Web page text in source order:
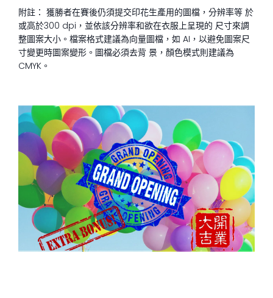
附註： 獲勝者在賽後仍須提交印花生產用的圖檔，分辨率等 於
或高於300 dpi，並依該分辨率和欲在衣服上呈現的 尺寸來調
整圖案大小。檔案格式建議為向量圖檔，如 AI，以避免圖案尺
寸變更時圖案變形。圖檔必須去背 景，顏色模式則建議為
CMYK。